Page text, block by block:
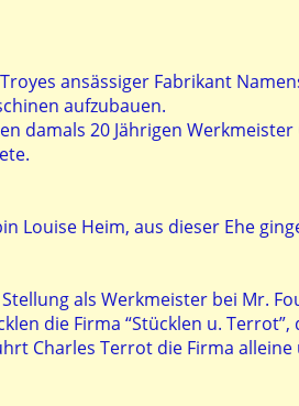
ansässiger Fabrikant
aufzubauen.
damals 20 Jährigen
Louise Heim, aus dieser Ehe
als Werkmeister bei Mr.
die Firma “Stücklen u.
Charles Terrot die Firma alleine